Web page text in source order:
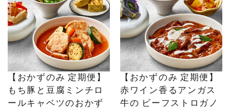
【おかずのみ 定期便】
もち豚と豆腐ミンチロ
ールキャベツのおかず
【おかずのみ 定期便】
赤ワイン香るアンガス
牛の ビーフストロガノ